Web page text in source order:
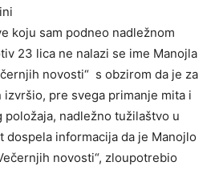
koju sam podneo nadležnom
23 lica ne nalazi se ime Manojla
novosti“ s obzirom da je za
pre svega primanje mita i
nadležno tužilaštvo u
dospela informacija da je Manojlo
novosti“, zloupotrebio